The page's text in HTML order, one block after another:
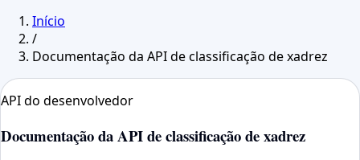
Início
/
Documentação da API de classificação de xadrez
API do desenvolvedor
Documentação da API de classificação de xadrez